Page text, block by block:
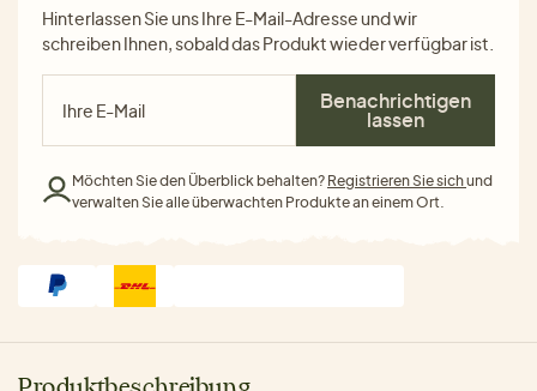
Hinterlassen Sie uns Ihre E-Mail-Adresse und wir
schreiben Ihnen, sobald das Produkt wieder verfügbar ist.
Benachrichtigen
lassen
Möchten Sie den Überblick behalten? Registrieren Sie sichund
verwalten Sie alle überwachten Produkte an einem Ort.